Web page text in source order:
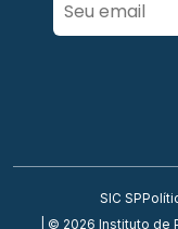
SIC SP
| © 2026 Instituto de